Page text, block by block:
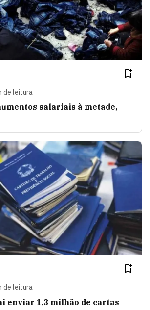
de leitura
salariais à metade,
de leitura
enviar 1,3 milhão de cartas